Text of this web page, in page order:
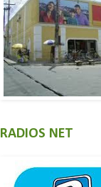
RADIOS NET